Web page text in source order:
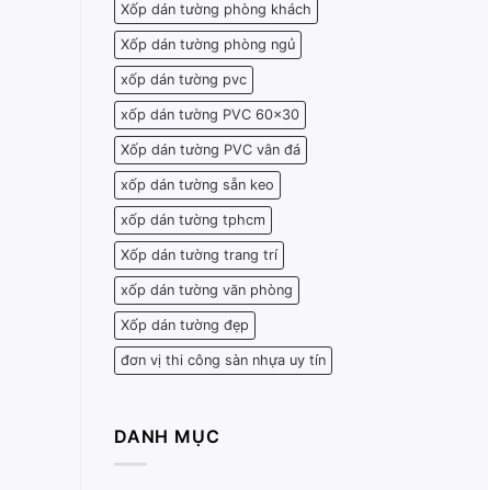
Xốp dán tường phòng khách
Xốp dán tường phòng ngủ
xốp dán tường pvc
xốp dán tường PVC 60x30
Xốp dán tường PVC vân đá
xốp dán tường sẵn keo
xốp dán tường tphcm
Xốp dán tường trang trí
xốp dán tường văn phòng
Xốp dán tường đẹp
đơn vị thi công sàn nhựa uy tín
DANH MỤC